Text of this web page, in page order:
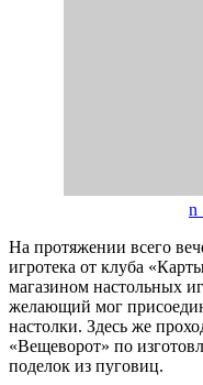
На протяжении всего
игротека от клуба
магазином настольных
желающий мог
настолки. Здесь же
«Вещеворот» по
поделок из пуговиц.